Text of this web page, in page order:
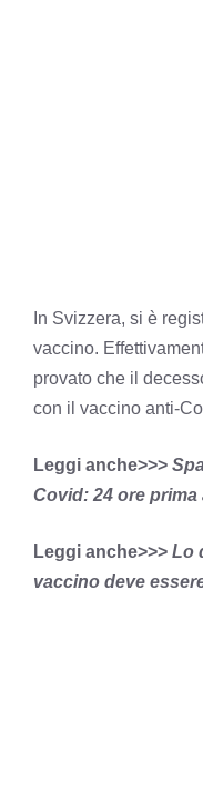
In Svizzera, si è
vaccino.
provato che il
con il vaccino anti-
Leggi anche>>>
Covid: 24 ore
Leggi anche>>> Lo
vaccino deve